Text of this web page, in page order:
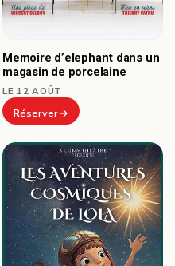
Memoire d’elephant dans un
magasin de porcelaine
LE 12 AOÛT
Réserver